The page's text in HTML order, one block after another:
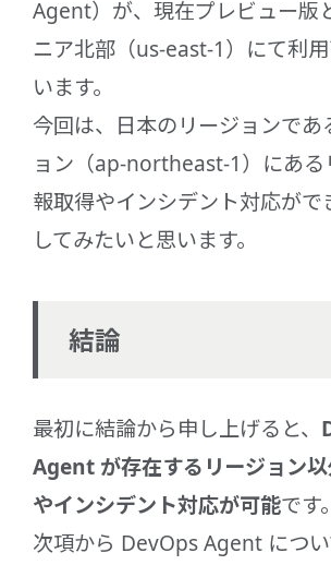
Agent）が、現在プレビュー版
ニア北部（us-east-1）にて利
います。
今回は、日本のリージョンであ
ョン（ap-northeast-1）にある
報取得やインシデント対応がで
してみたいと思います。
結論
最初に結論から申し上げると、
Agent が存在するリージョン
やインシデント対応が可能です。
次項から DevOps Agent につ